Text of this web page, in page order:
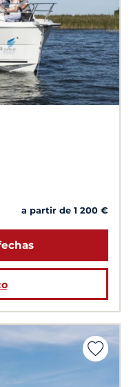
a partir de 1 200 €